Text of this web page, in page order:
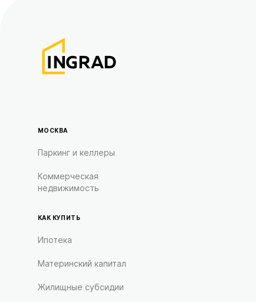
МОСКВА
Паркинг и келлеры
Коммерческая
недвижимость
КАК КУПИТЬ
Ипотека
Материнский капитал
Жилищные субсидии